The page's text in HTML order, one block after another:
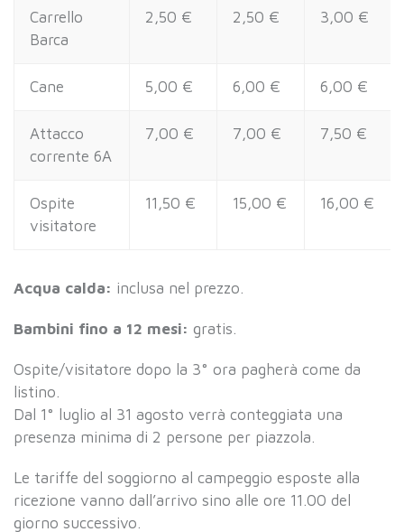
Carrello
Barca
2,50 € 2,50 € 3,00 €
Cane 5,00 € 6,00 € 6,00 €
Attacco
corrente 6A
7,00 € 7,00 € 7,50 €
Ospite
visitatore
11,50 € 15,00 € 16,00 €
Acqua calda: inclusa nel prezzo.
Bambini fino a 12 mesi: gratis.
Ospite/visitatore dopo la 3° ora pagherà come da
listino.
Dal 1° luglio al 31 agosto verrà conteggiata una
presenza minima di 2 persone per piazzola.
Le tariffe del soggiorno al campeggio esposte alla
ricezione vanno dall’arrivo sino alle ore 11.00 del
giorno successivo.